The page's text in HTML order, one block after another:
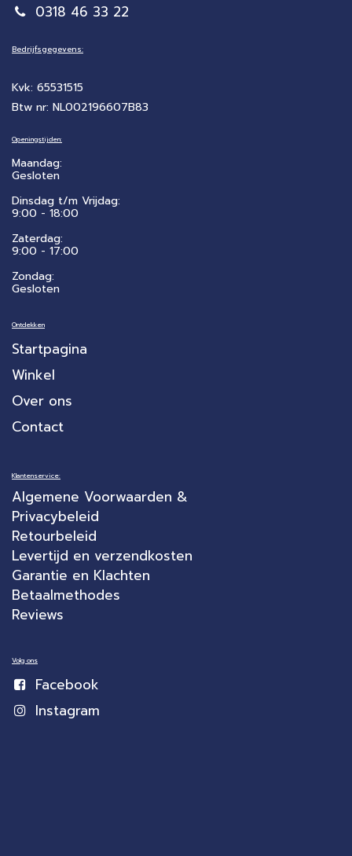
0318 46 33 22
Bedrijfsgegevens:
Kvk: 65531515
Btw nr: NL002196607B83
Openingstijden:
Maandag:
Gesloten
Dinsdag t/m Vrijdag:
9:00 - 18:00
Zaterdag:
​9:00 - 17:00
Zondag:
Gesloten
Ontdekken
Startpagina
Winkel
Over ons
Contact
Klantenservice:
Algemene Voorwaarden &
Privacybeleid
Retourbeleid
Levertijd en verzendkosten
Garantie en Klachten
Betaalmethodes
Reviews
Volg ons
Facebook
Instagram